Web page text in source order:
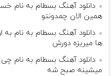
دانلود آهنگ بسطام به نام
همین الان چمدونتو
دانلود آهنگ بسطام به نام به
ها میریزه دورش
دانلود آهنگ بسطام به نام
میشینه صبح شه